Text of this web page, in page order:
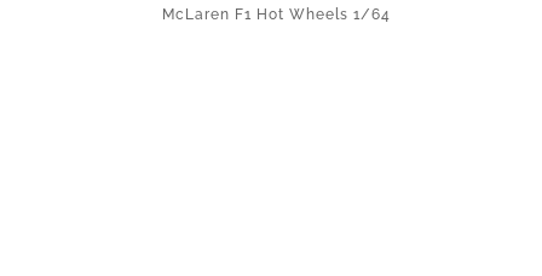
McLaren F1 Hot Wheels 1/64